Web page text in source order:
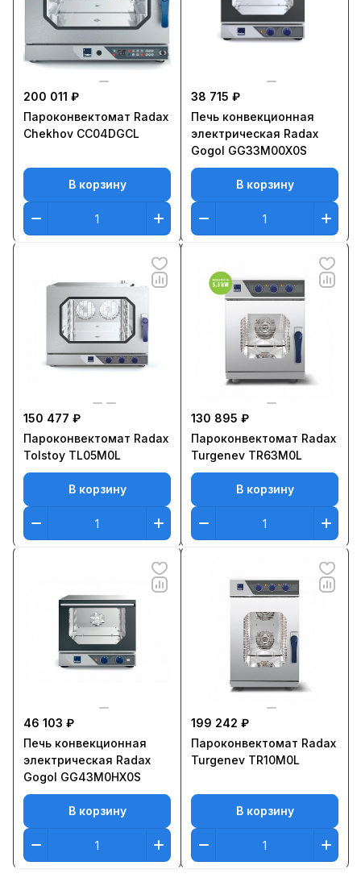
200 011 ₽
Пароконвектомат Radax
Chekhov CC04DGCL
В корзину
38 715 ₽
Печь конвекционная
электрическая Radax
Gogol GG33M00X0S
В корзину
150 477 ₽
Пароконвектомат Radax
Tolstoy TL05M0L
В корзину
130 895 ₽
Пароконвектомат Radax
Turgenev TR63M0L
В корзину
46 103 ₽
Печь конвекционная
электрическая Radax
Gogol GG43M0HX0S
В корзину
199 242 ₽
Пароконвектомат Radax
Turgenev TR10M0L
В корзину